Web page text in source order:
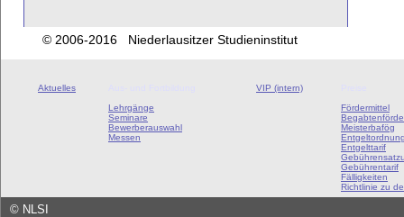
© 2006-2016 Niederlausitzer Studieninstitut
Aktuelles
Lehrgänge
Seminare
Bewerberauswahl
Messen
VIP (intern)
Fördermittel
Meisterbafög
Entgelttarif
Gebührentarif
Fälligkeiten
Richtlinie zu
© NLSI